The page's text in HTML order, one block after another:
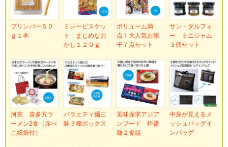
プリンバー５０
ｇ１本
ミレービスケッ
ト まじめなお
かし１２０ｇ
ボリューム満
点！大人気お菓
子７点セット
サン・ダルフォ
ー ミニジャム
３個セット
河京 喜多方ラ
ーメン2食（赤べ
こ紙袋付）
バラエティ麺三
昧３種ボックス
美味探求アジア
ンフード 炸醤
麺２食組
中身が見えるメ
ッシュバッグイ
ンバッグ